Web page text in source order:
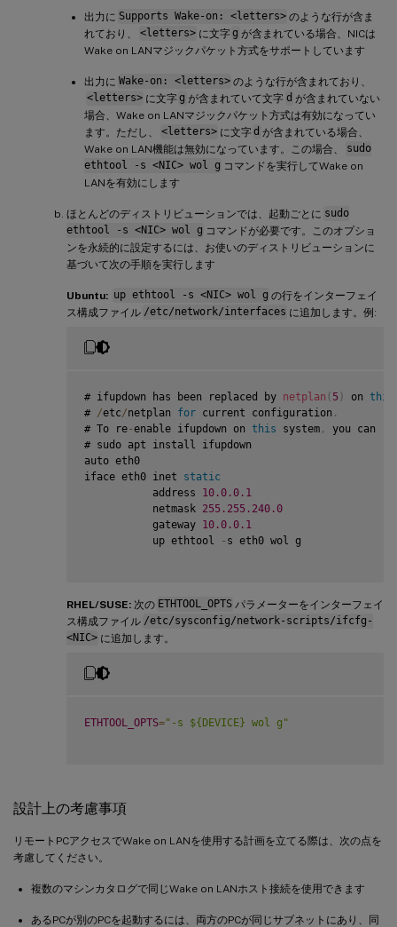
出力に Supports Wake-on: <letters> のような行が含ま
れており、
<letters> に文字g が含まれている場合、NICは
Wake on LANマジックパケット方式をサポートしています
出力に Wake-on: <letters> のような行が含まれており、
<letters> に文字g が含まれていて文字 d が含まれていない
場合、Wake on LANマジックパケット方式は有効になってい
ます。ただし、
<letters> に文字d が含まれている場合、
Wake on LAN機能は無効になっています。この場合、
sudo
ethtool -s <NIC> wol g コマンドを実行してWake on
LANを有効にします
ほとんどのディストリビューションでは、起動ごとに sudo
ethtool -s <NIC> wol g コマンドが必要です。このオプショ
ンを永続的に設定するには、お使いのディストリビューションに
基づいて次の手順を実行します
Ubuntu: up ethtool -s <NIC> wol g の行をインターフェイ
ス構成ファイル /etc/network/interfaces に追加します。例:
# ifupdown has been replaced by netplan ( 5 ) on this
# /etc/netplan for current configuration .
# To re-enable ifupdown on this system ,
you can
# sudo apt install ifupdown
auto eth0
iface eth0 inet static
           address
10.0 .0 .1
           netmask
255.255 .240 .0
           gateway
10.0 .0 .1
           up ethtool
- s eth0 wol g
RHEL/SUSE: 次の ETHTOOL_OPTS パラメーターをインターフェイ
ス構成ファイル /etc/sysconfig/network-scripts/ifcfg-
<NIC> に追加します。
ETHTOOL_OPTS="-s ${DEVICE} wol g"
設計上の考慮事項
リモートPCアクセスでWake on LANを使用する計画を立てる際は、次の点を
考慮してください。
複数のマシンカタログで同じWake on LANホスト接続を使用できます
あるPCが別のPCを起動するには、両方のPCが同じサブネットにあり、同